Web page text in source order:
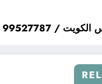
تصليح سيارات هايلوكس